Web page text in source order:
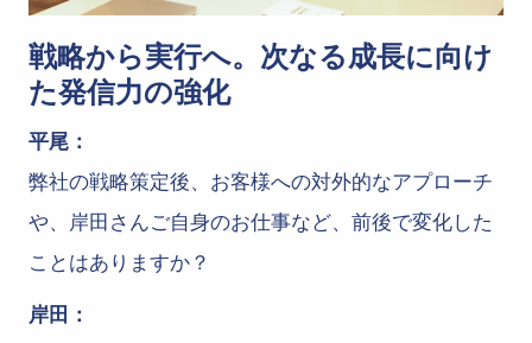
戦略から実行へ。次なる成長に向け
た発信力の強化
平尾：
弊社の戦略策定後、お客様への対外的なアプローチ
や、岸田さんご自身のお仕事など、前後で変化した
ことはありますか？
岸田：